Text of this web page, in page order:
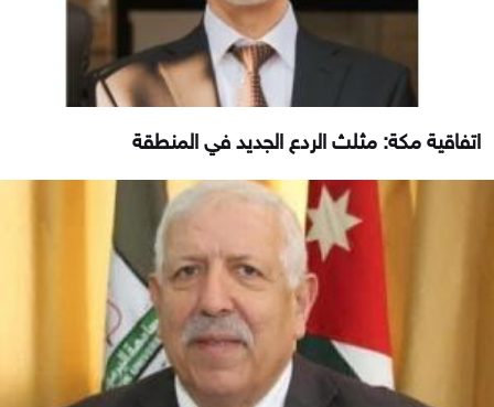
اتفاقية مكة: مثلث الردع الجديد في المنطقة